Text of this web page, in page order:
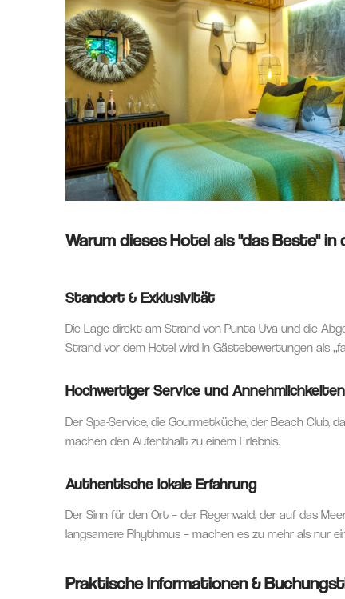
Warum dieses Hotel als "das Beste"
Standort & Exklusivität
Die Lage direkt am Strand von Punta Uva und die
Strand vor dem Hotel wird in Gästebewertungen als
Hochwertiger Service und Annehmlichkeiten
Der Spa-Service, die Gourmetküche, der Beach Club,
machen den Aufenthalt zu einem Erlebnis.
Authentische lokale Erfahrung
Der Sinn für den Ort – der Regenwald, der auf das
langsamere Rhythmus – machen es zu mehr als nur
Praktische Informationen &